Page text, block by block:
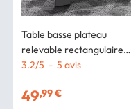
Table basse plateau
relevable rectangulaire
TARA bois noir et imitation
3.2/5 - 5 avis
49,99 €